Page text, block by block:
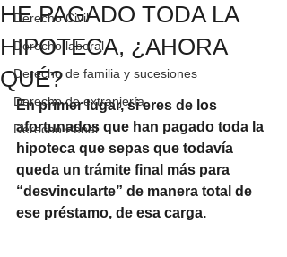
Derecho Civil
Derecho laboral
Derecho de familia y sucesiones
Derecho de extranjería
Derecho Penal
HE PAGADO TODA LA
HIPOTECA, ¿AHORA
QUÉ?
En primer lugar, si eres de los
afortunados que han pagado toda la
hipoteca que sepas que todavía
queda un trámite final más para
“desvincularte” de manera total de
ese préstamo, de esa carga.